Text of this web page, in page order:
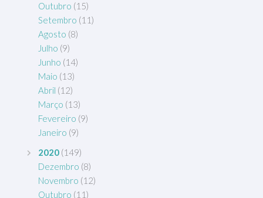
Outubro (15)
Setembro (11)
Agosto (8)
Julho (9)
Junho (14)
Maio (13)
Abril (12)
Março (13)
Fevereiro (9)
Janeiro (9)
2020 (149)
Dezembro (8)
Novembro (12)
Outubro (11)